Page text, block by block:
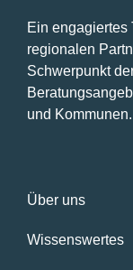
Ein engagiertes
regionalen
Schwerpunkt
und Kommunen.
Über uns
Wissenswertes